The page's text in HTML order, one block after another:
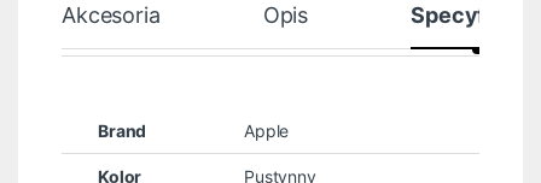
Akcesoria Opis
Brand Apple
Kolor Pustynny